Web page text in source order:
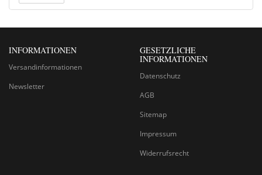
INFORMATIONEN
Versandinformationen
Newsletter
GESETZLICHE
INFORMATIONEN
Datenschutz
AGB
Sitemap
Impressum
Widerrufsrecht